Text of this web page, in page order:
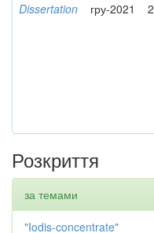
Dissertation гру-2021
Розкриття
за темами
"Iodis-concentrate"